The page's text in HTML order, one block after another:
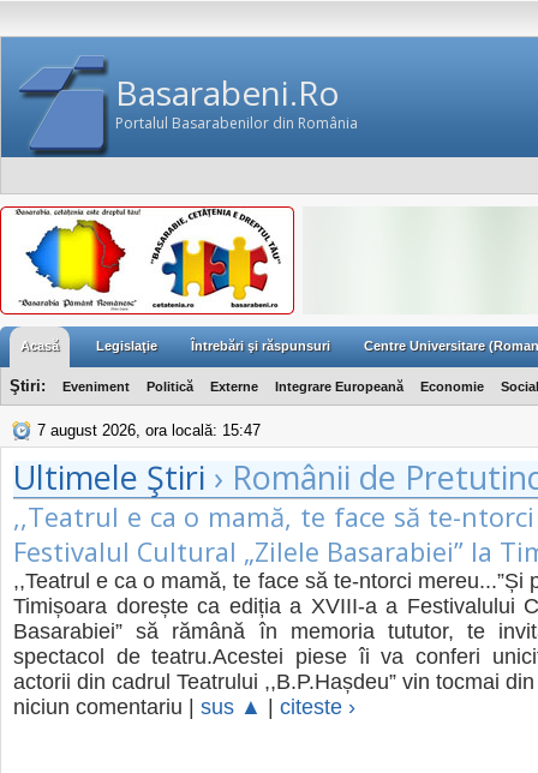
Basarabeni.Ro
Portalul Basarabenilor din România
Acasă Legislaţie Întrebări şi răspunsuri Centre Universitare
Ştiri: Eveniment Politică Externe Integrare Europeană Economie Social
7 august 2026, ora locală: 15:47
Ultimele Ştiri › Românii de
,,Teatrul e ca o mamă, te face să te-
Festivalul Cultural „Zilele Basarabiei” la
,,Teatrul e ca o mamă, te face să te-ntorci mereu...”Și
Timișoara dorește ca ediția a XVIII-a a Festivalului
Basarabiei” să rămână în memoria tututor, te
spectacol de teatru.Acestei piese îi va conferi
actorii din cadrul Teatrului ,,B.P.Hașdeu” vin tocmai
niciun comentariu | sus ▲ citeste ›